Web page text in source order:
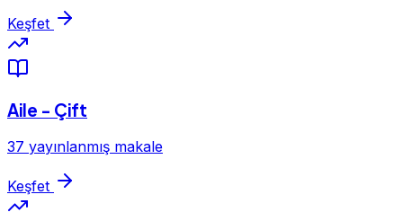
Keşfet
Aile - Çift
37 yayınlanmış makale
Keşfet